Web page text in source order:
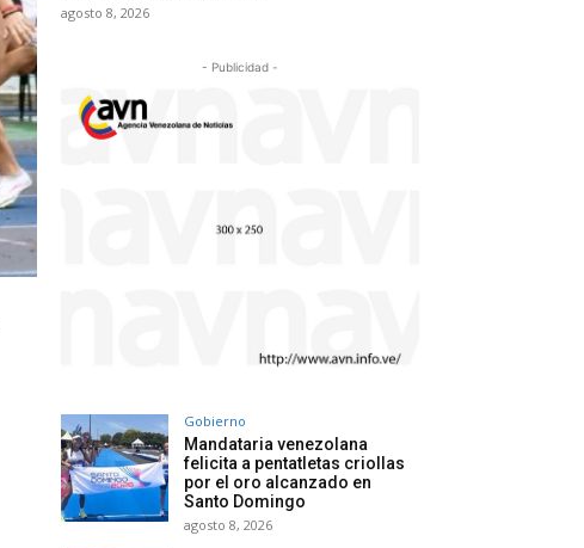
agosto 8, 2026
- Publicidad -
Gobierno
Mandataria venezolana
felicita a pentatletas criollas
por el oro alcanzado en
Santo Domingo
agosto 8, 2026